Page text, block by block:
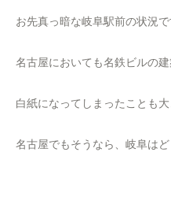
お先真っ暗な岐阜駅前の状況で
名古屋においても名鉄ビルの
白紙になってしまったことも大
名古屋でもそうなら、岐阜は